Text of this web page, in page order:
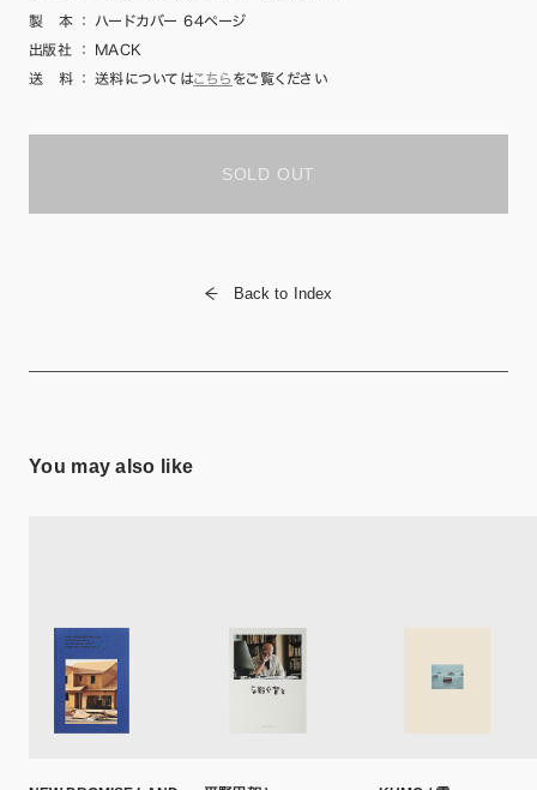
製 本
：
ハードカバー 64ページ
出版社
：
MACK
送 料
： 送料についてはこちら をご覧ください
SOLD OUT
Back to Index
You may also like